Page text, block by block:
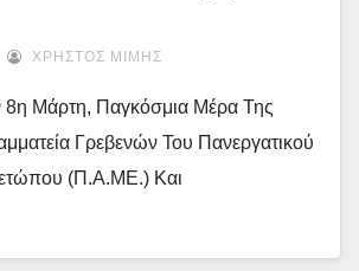
ΧΡΉΣΤΟΣ ΜΊΜΗΣ
Μάρτη, Παγκόσμια Μέρα Της
Γρεβενών Του Πανεργατικού
(Π.Α.ΜΕ.) Και